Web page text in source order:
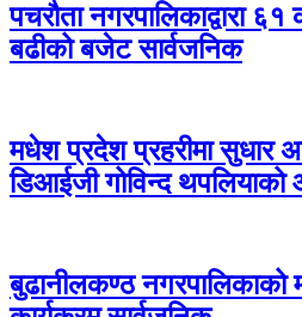
पचरौता नगरपालिकाद्वारा
बढीको बजेट सार्वजनिक
मधेश प्रदेश प्रहरीमा सुधार
डिआईजी गोविन्द
बुढानीलकण्ठ नगरपालिकाको